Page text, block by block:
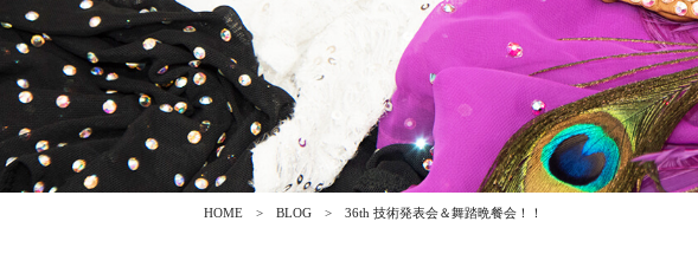
HOME BLOG 36th 技術発表会＆舞踏晩餐会！！